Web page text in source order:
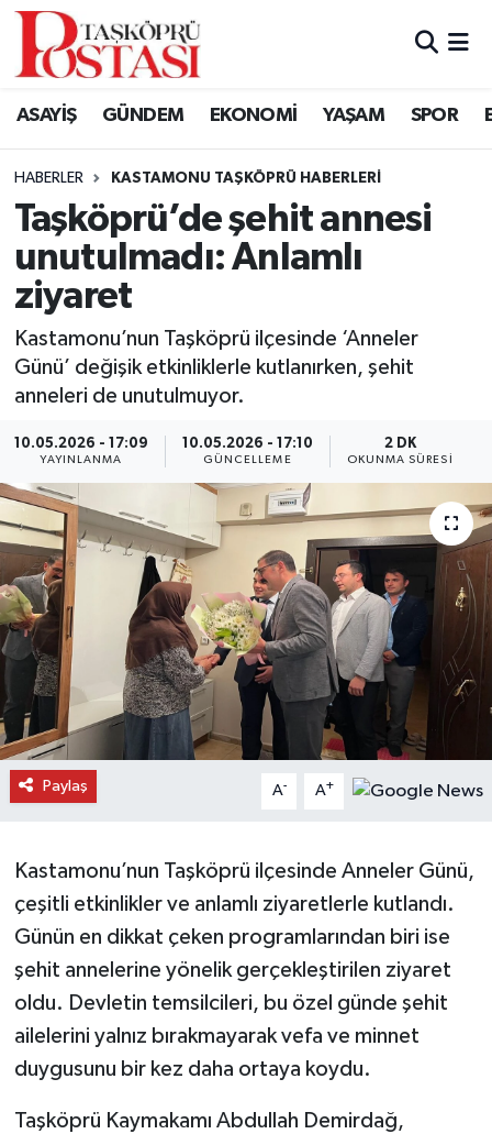
ASAYİŞ GÜNDEM EKONOMİ YAŞAM SPOR
HABERLER KASTAMONU TAŞKÖPRÜ HABERLERI
Taşköprü’de şehit annesi
unutulmadı: Anlamlı
ziyaret
Kastamonu’nun Taşköprü ilçesinde ‘Anneler
Günü’ değişik etkinliklerle kutlanırken, şehit
anneleri de unutulmuyor.
10.05.2026 - 17:09
YAYINLANMA
10.05.2026 - 17:10
GÜNCELLEME
2 DK
OKUNMA SÜRESI
Paylaş A- A+
Kastamonu’nun Taşköprü ilçesinde Anneler Günü,
çeşitli etkinlikler ve anlamlı ziyaretlerle kutlandı.
Günün en dikkat çeken programlarından biri ise
şehit annelerine yönelik gerçekleştirilen ziyaret
oldu. Devletin temsilcileri, bu özel günde şehit
ailelerini yalnız bırakmayarak vefa ve minnet
duygusunu bir kez daha ortaya koydu.
Taşköprü Kaymakamı Abdullah Demirdağ,
Kastamonu Vefat Edenler
Araç Haberleri
Azdavay Haberleri
Bozkurt Haberleri
Daday Haberleri
Devrekani Haberleri
Doğanyurt Haberleri
Hanönü Haberleri
İhsangazi Haberleri
Küre Haberleri
Merkez Haberleri
Pınarbaşı Haberleri
Şenpazar Haberleri